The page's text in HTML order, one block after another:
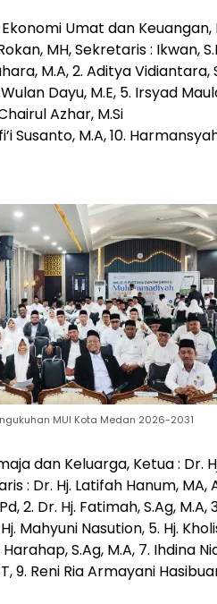
Umat dan Keuangan,
MH, Sekretaris : Ikwan,
M.A, 2. Aditya Vidiantara,
Dayu, M.E, 5. Irsyad
Azhar, M.Si
Susanto, M.A, 10.
MUI Kota Medan 2026-2031
dan Keluarga, Ketua : Dr.
: Dr. Hj. Latifah Hanum, MA,
2. Dr. Hj. Fatimah, S.Ag, M.A,
Mahyuni Nasution, 5. Hj.
S.Ag, M.A, 7. Ihdina
9. Reni Ria Armayani